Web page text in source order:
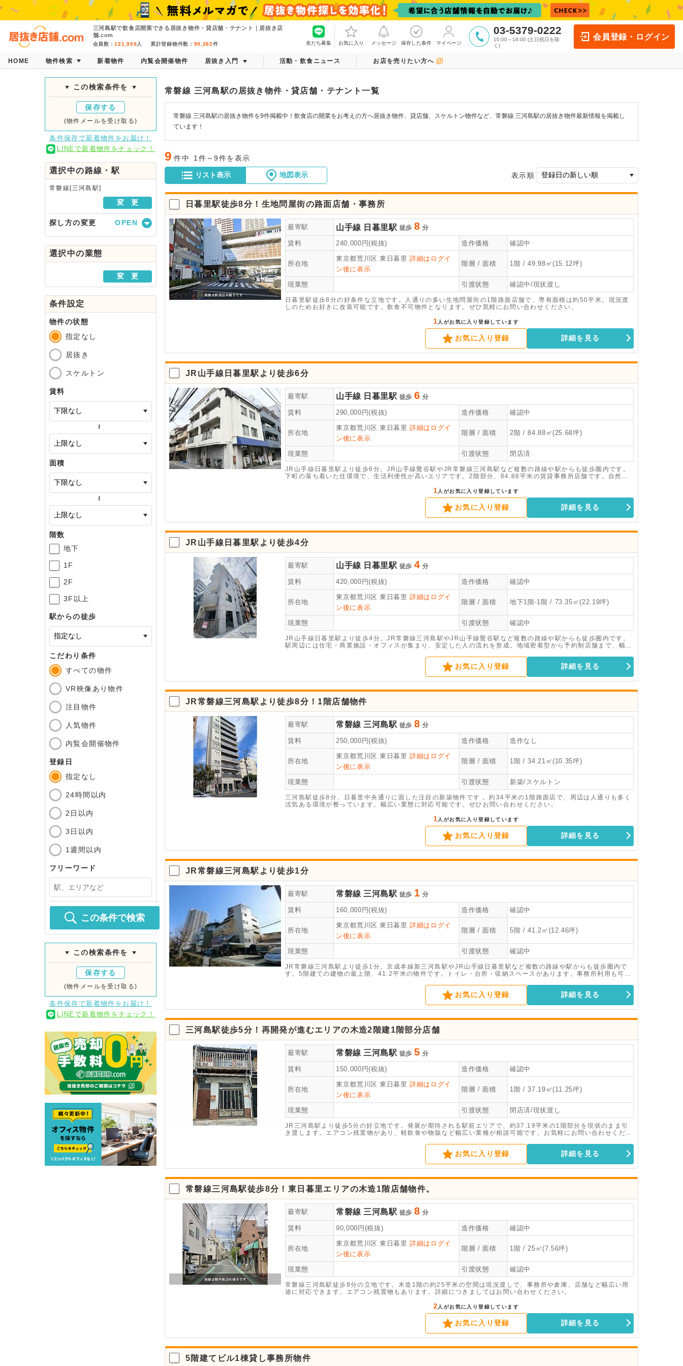
三河島駅で飲食店開業できる居抜き物件・貸店舗・テナント｜居抜き店
舗.com
会員数：121,959人 累計登録物件数： 99,282件 友だち募集 お気に入り メッセージ 保存した条件 マイページ
03-5379-0222
10:00～18:00 (土日祝日を除
く)
会員登録・ログイン
HOME 物件検索 新着物件 内覧会開催物件 居抜き入門 活動・飲食ニュース お店を売りたい方へ
この検索条件を
保存する
(物件メールを受け取る)
条件保存で新着物件をお届け！
LINEで新着物件をチェック！
選択中の路線・駅
常磐線[三河島駅]
変 更
探し方の変更
駅・路線から探す
地域から探す
選択中の業態
変 更
条件設定
物件の状態
指定なし
居抜き
スケルトン
賃料
～
面積
～
階数
地下
1F
2F
3F以上
駅からの徒歩
こだわり条件
すべての物件
VR映像あり物件
注目物件
人気物件
内覧会開催物件
登録日
指定なし
24時間以内
2日以内
3日以内
1週間以内
フリーワード
この条件で検索
この検索条件を
保存する
(物件メールを受け取る)
条件保存で新着物件をお届け！
LINEで新着物件をチェック！
常磐線 三河島駅の居抜き物件・貸店舗・テナント一覧
常磐線 三河島駅の居抜き物件を9件掲載中！飲食店の開業をお考えの方へ居抜き物件、貸店舗、スケルトン物件など、常磐線 三河島駅の居抜き物件最新情報を掲載し
ています！
9 件中 1件～9件を表示
リスト表示 地図表示 表示順
日暮里駅徒歩8分！生地問屋街の路面店舗・事務所
最寄駅 山手線 日暮里駅 徒歩 8 分
賃料 240,000 円(税抜) 造作価格 確認中
所在地
東京都荒川区 東日暮里詳細はログイ
ン後に表示
階層 / 面積 1階 / 49.98㎡(15.12坪)
現業態 引渡状態 確認中/現状渡し
日暮里駅徒歩8分の好条件な立地です。人通りの多い生地問屋街の1階路面店舗で、専有面積は約50平米。現況渡
しのためお好きに改装可能です。飲食不可物件となります。ぜひ気軽にお問い合わせください。
1 人がお気に入り登録しています
お気に入り登録 詳細を見る
JR山手線日暮里駅より徒歩6分
最寄駅 山手線 日暮里駅 徒歩 6 分
賃料 290,000 円(税抜) 造作価格 確認中
所在地
東京都荒川区 東日暮里詳細はログイ
ン後に表示
階層 / 面積 2階 / 84.88㎡(25.68坪)
現業態 引渡状態 閉店済
JR山手線日暮里駅より徒歩6分。JR山手線鶯谷駅やJR常磐線三河島駅など複数の路線や駅からも徒歩圏内です。
下町の落ち着いた住環境で、生活利便性が高いエリアです。2階部分、84.88平米の賃貸事務所店舗です。自然光
1 人がお気に入り登録しています
お気に入り登録 詳細を見る
JR山手線日暮里駅より徒歩4分
最寄駅 山手線 日暮里駅 徒歩 4 分
賃料 420,000 円(税抜) 造作価格 確認中
所在地
東京都荒川区 東日暮里詳細はログイ
ン後に表示
階層 / 面積 地下1階-1階 / 73.35㎡(22.19坪)
現業態 引渡状態 確認中
JR山手線日暮里駅より徒歩4分。JR常磐線三河島駅やJR山手線鶯谷駅など複数の路線や駅からも徒歩圏内です。
駅周辺には住宅・商業施設・オフィスが集まり、安定した人の流れを形成。地域密着型から予約制店舗まで、幅広
お気に入り登録 詳細を見る
JR常磐線三河島駅より徒歩8分！1階店舗物件
最寄駅 常磐線 三河島駅 徒歩 8 分
賃料 250,000 円(税抜) 造作価格 造作なし
所在地
東京都荒川区 東日暮里詳細はログイ
ン後に表示
階層 / 面積 1階 / 34.21㎡(10.35坪)
現業態 引渡状態 新築/スケルトン
三河島駅徒歩8分、日暮里中央通りに面した注目の新築物件です 。約34平米の1階路面店で、周辺は人通りも多く
活気ある環境が整っています。幅広い業態に対応可能です。ぜひお問い合わせください。
1 人がお気に入り登録しています
お気に入り登録 詳細を見る
JR常磐線三河島駅より徒歩1分
最寄駅 常磐線 三河島駅 徒歩 1 分
賃料 160,000円(税抜) 造作価格 確認中
所在地
東京都荒川区 東日暮里詳細はログイ
ン後に表示
階層 / 面積 5階 / 41.2㎡(12.46坪)
現業態 引渡状態 確認中
JR常磐線三河島駅より徒歩1分。京成本線新三河島駅やJR山手線日暮里駅など複数の路線や駅からも徒歩圏内で
す。5階建ての建物の最上階、41.2平米の物件です。トイレ・台所・収納スペースがあります。事務所利用も可能
お気に入り登録 詳細を見る
三河島駅徒歩5分！再開発が進むエリアの木造2階建1階部分店舗
最寄駅 常磐線 三河島駅 徒歩 5 分
賃料 150,000円(税抜) 造作価格 確認中
所在地
東京都荒川区 東日暮里詳細はログイ
ン後に表示
階層 / 面積 1階 / 37.19㎡(11.25坪)
現業態 引渡状態 閉店済/現状渡し
JR三河島駅より徒歩5分の好立地です。発展が期待される駅前エリアで、約37.19平米の1階部分を現状のまま引
き渡します。エアコン残置物があり、軽飲食や物販など幅広い業種が相談可能です。お気軽にお問い合わせくださ
お気に入り登録 詳細を見る
常磐線三河島駅徒歩8分！東日暮里エリアの木造1階店舗物件。
最寄駅 常磐線 三河島駅 徒歩 8 分
賃料 90,000円(税抜) 造作価格 確認中
所在地
東京都荒川区 東日暮里詳細はログイ
ン後に表示
階層 / 面積 1階 / 25㎡(7.56坪)
現業態 引渡状態 確認中
常磐線三河島駅徒歩8分の立地です。木造1階の約25平米の空間は現況渡しで、事務所や倉庫、店舗など幅広い用
途に対応できます。エアコン残置物もあります。詳細につきましてはお問い合わせください。
2 人がお気に入り登録しています
お気に入り登録 詳細を見る
5階建てビル1棟貸し事務所物件